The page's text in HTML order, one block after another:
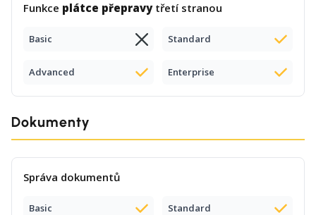
Funkce plátce přepravytřetí stranou
Basic Standard
Advanced Enterprise
Dokumenty
Správa dokumentů
Basic Standard